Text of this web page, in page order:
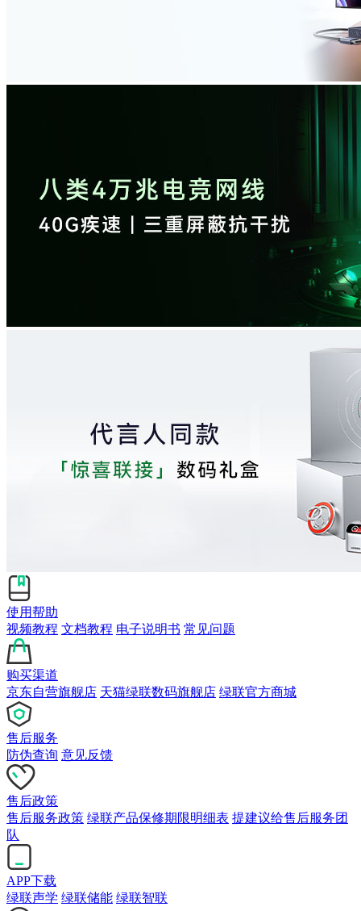
使用帮助
视频教程 文档教程 电子说明书 常见问题
购买渠道
京东自营旗舰店 天猫绿联数码旗舰店 绿联官方商城
售后服务
防伪查询 意见反馈
售后政策
售后服务政策 绿联产品保修期限明细表 提建议给售后服务团
队
APP下载
绿联声学 绿联储能 绿联智联